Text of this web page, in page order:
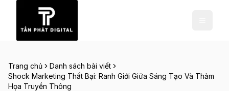
Trang chủ
Danh sách bài viết
Shock Marketing Thất Bại: Ranh Giới Giữa Sáng Tạo Và Thảm
Họa Truyền Thông